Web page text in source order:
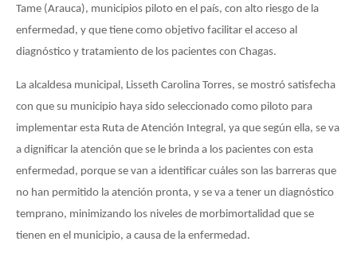
Tame (Arauca), municipios piloto en el país, con alto riesgo de la
enfermedad, y que tiene como objetivo facilitar el acceso al
diagnóstico y tratamiento de los pacientes con Chagas.
La alcaldesa municipal, Lisseth Carolina Torres, se mostró satisfecha
con que su municipio haya sido seleccionado como piloto para
implementar esta Ruta de Atención Integral, ya que según ella, se va
a dignificar la atención que se le brinda a los pacientes con esta
enfermedad, porque se van a identificar cuáles son las barreras que
no han permitido la atención pronta, y se va a tener un diagnóstico
temprano, minimizando los niveles de morbimortalidad que se
tienen en el municipio, a causa de la enfermedad.